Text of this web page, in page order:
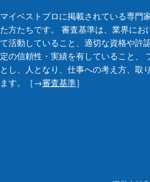
マイベストプロに掲載されている専門
た方たちです。 審査基準は、業界に
て活動していること、適切な資格や許
定の信頼性・実績を有していること、
とし、人となり、仕事への考え方、取
ます。［→審査基準］